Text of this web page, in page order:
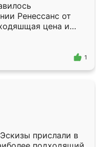
Ренессанс от
цена и
Приехавший
самый
1
прислали в